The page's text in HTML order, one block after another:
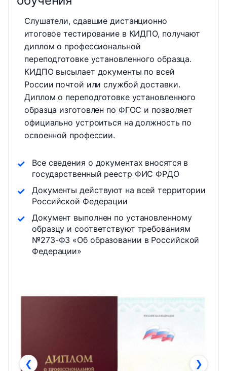
Слушатели, сдавшие дистанционно
итоговое тестирование в КИДПО, получают
диплом о профессиональной
переподготовке установленного образца.
КИДПО высылает документы по всей
России почтой или службой доставки.
Диплом о переподготовке установленного
образца изготовлен по ФГОС и позволяет
официально устроиться на должность по
освоенной профессии.
Все сведения о документах вносятся в
государственный реестр ФИС ФРДО
Документы действуют на всей территории
Российской Федерации
Документ выполнен по установленному
образцу и соответствуют требованиям
№273-ФЗ «Об образовании в Российской
Федерации»
❮ ❯